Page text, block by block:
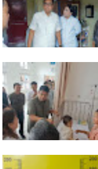
Kesbangpol, Langkah Awal
Perkuat Profesionalisme
Media Online
Walikota Medan Nonaktifkan
Lurah Aur, Rico Waas : Tak Ada
Toleransi bagi Penyalahgunaan
Wewenang